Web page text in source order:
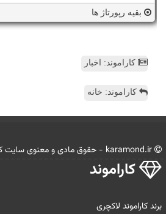
بقیه رپورتاژ ها
کاراموند: اخبار
کاراموند: خانه
كاراموند
برند کاراموند لاکچری